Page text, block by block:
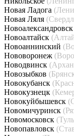
Новая Ладога
Новая Ляля
Новоалександровск
Новоалтайск
Новоаннинский
Нововоронеж
Новодвинск
Новозыбков
Новокубанск
Новокузнецк
Новокуйбышевск
Новомичуринск
Новомосковск
Новопавловск